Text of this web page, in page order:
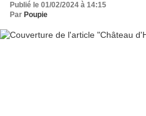
Publié le 01/02/2024 à 14:15
Par Poupie